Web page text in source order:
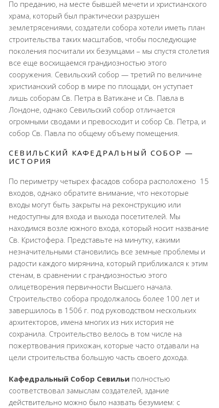
По преданию, на месте бывшей мечети и христианского
храма, который был практически разрушен
землетрясениями, создатели собора хотели иметь план
строительства таких масштабов, чтобы последующие
поколения посчитали их безумцами – мы спустя столетия
все еще восхищаемся грандиозностью этого
сооружения. Севильский собор — третий по величине
христианский собор в мире по площади, он уступает
лишь соборам Св. Петра в Ватикане и Св. Павла в
Лондоне, однако Севильский собор отличается
огромными сводами и превосходит и собор Св. Петра, и
собор Св. Павла по общему объему помещения.
СЕВИЛЬСКИЙ КАФЕДРАЛЬНЫЙ СОБОР —
ИСТОРИЯ
По периметру четырех фасадов собора расположено 15
входов, однако обратите внимание, что некоторые
входы могут быть закрыты на реконструкцию или
недоступны для входа и выхода посетителей. Мы
находимся возле южного входа, который носит название
Св. Кристофера. Представьте на минутку, какими
незначительными становились все земные проблемы и
радости каждого мирянина, который приближался к этим
стенам, в сравнении с грандиозностью этого
олицетворения первичности Высшего начала.
Строительство собора продолжалось более 100 лет и
завершилось в 1506 г. под руководством нескольких
архитекторов, имена многих из них история не
сохранила. Строительство велось в том числе на
пожертвования прихожан, которые часто отдавали на
цели строительства большую часть своего дохода.
Кафедральный Собор Севильиполностью
соответствовал замыслам создателей, здание
действительно можно было назвать безумием: с